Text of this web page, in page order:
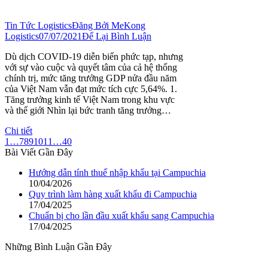
Tin Tức LogisticsĐăng Bởi MeKong
Logistics07/07/2021Để Lại Bình Luận
Dù dịch COVID-19 diễn biến phức tạp, nhưng
với sự vào cuộc và quyết tâm của cả hệ thống
chính trị, mức tăng trưởng GDP nửa đầu năm
của Việt Nam vẫn đạt mức tích cực 5,64%. 1.
Tăng trưởng kinh tế Việt Nam trong khu vực
và thế giới Nhìn lại bức tranh tăng trưởng…
Chi tiết
1 …7891011 …40
Bài Viết Gần Đây
Hướng dẫn tính thuế nhập khẩu tại Campuchia
10/04/2026
Quy trình làm hàng xuất khẩu đi Campuchia
17/04/2025
Chuẩn bị cho lần đầu xuất khẩu sang Campuchia
17/04/2025
Những Bình Luận Gần Đây